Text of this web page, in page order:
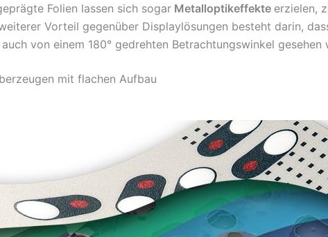
Folien lassen sich sogar Metalloptikeffekte erzielen,
Vorteil gegenüber Displaylösungen besteht darin,
von einem 180° gedrehten Betrachtungswinkel gesehen
mit flachen Aufbau